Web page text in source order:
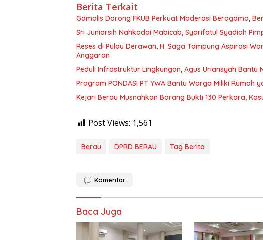
Berita Terkait
Gamalis Dorong FKUB Perkuat Moderasi Beragama,
Sri Juniarsih Nahkodai Mabicab, Syarifatul Syadiah
Reses di Pulau Derawan, H. Saga Tampung Aspirasi
Anggaran
Peduli Infrastruktur Lingkungan, Agus Uriansyah Bantu
Program PONDASI PT YWA Bantu Warga Miliki Rumah
Kejari Berau Musnahkan Barang Bukti 130 Perkara,
Post Views: 1,561
Berau DPRD BERAU Tag Berita
Komentar
Baca Juga